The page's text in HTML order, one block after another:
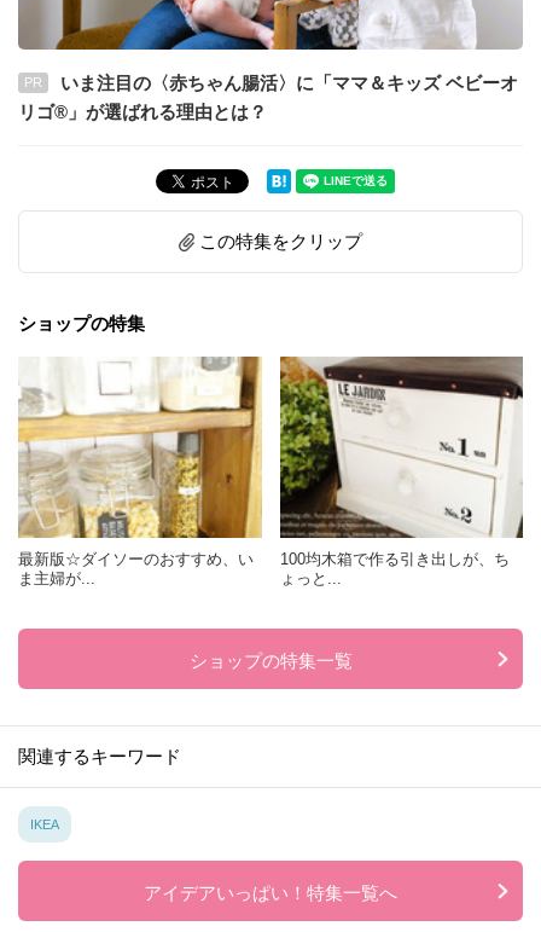
PR
いま注目の〈赤ちゃん腸活〉に「ママ＆キッズ ベビーオ
リゴ®」が選ばれる理由とは？
この特集をクリップ
ショップの特集
最新版☆ダイソーのおすすめ、い
ま主婦が...
100均木箱で作る引き出しが、ち
ょっと...
ショップの特集一覧
関連するキーワード
IKEA
アイデアいっぱい！特集一覧へ